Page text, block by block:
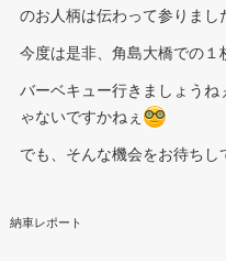
のお人柄は伝わって参りまし
今度は是非、角島大橋での
バーベキュー行きましょう
ゃないですかねぇ
でも、そんな機会をお待ちし
納車レポート